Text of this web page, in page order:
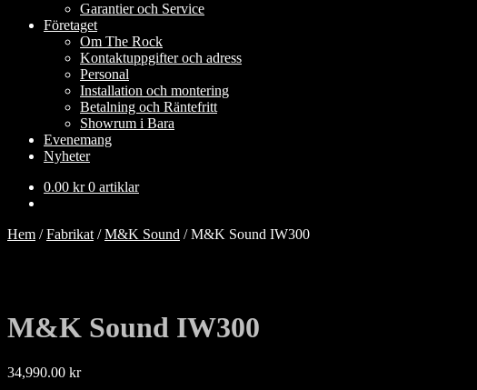
Garantier och Service
Företaget
Om The Rock
Kontaktuppgifter och adress
Personal
Installation och montering
Betalning och Räntefritt
Showrum i Bara
Evenemang
Nyheter
0.00 kr 0 artiklar
Hem /Fabrikat /M&K Sound /M&K Sound IW300
M&K Sound IW300
34,990.00 kr